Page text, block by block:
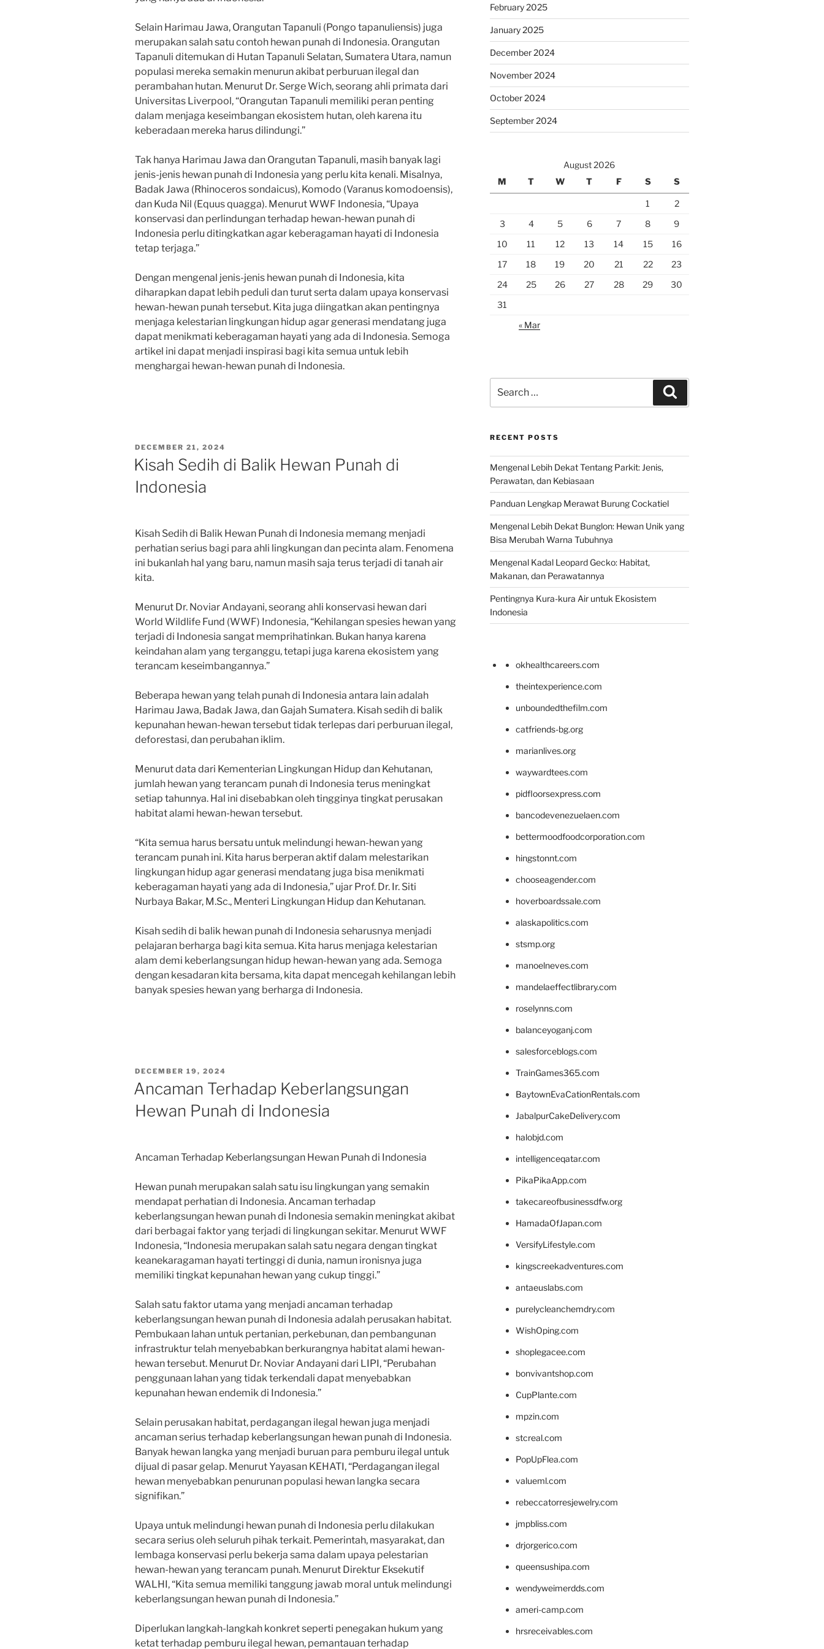
Selain Harimau Jawa, Orangutan Tapanuli (Pongo tapanuliensis) juga
merupakan salah satu contoh hewan punah di Indonesia. Orangutan
Tapanuli ditemukan di Hutan Tapanuli Selatan, Sumatera Utara, namun
populasi mereka semakin menurun akibat perburuan ilegal dan
perambahan hutan. Menurut Dr. Serge Wich, seorang ahli primata dari
Universitas Liverpool, “Orangutan Tapanuli memiliki peran penting
dalam menjaga keseimbangan ekosistem hutan, oleh karena itu
keberadaan mereka harus dilindungi.”
Tak hanya Harimau Jawa dan Orangutan Tapanuli, masih banyak lagi
jenis-jenis hewan punah di Indonesia yang perlu kita kenali. Misalnya,
Badak Jawa (Rhinoceros sondaicus), Komodo (Varanus komodoensis),
dan Kuda Nil (Equus quagga). Menurut WWF Indonesia, “Upaya
konservasi dan perlindungan terhadap hewan-hewan punah di
Indonesia perlu ditingkatkan agar keberagaman hayati di Indonesia
tetap terjaga.”
Dengan mengenal jenis-jenis hewan punah di Indonesia, kita
diharapkan dapat lebih peduli dan turut serta dalam upaya konservasi
hewan-hewan punah tersebut. Kita juga diingatkan akan pentingnya
menjaga kelestarian lingkungan hidup agar generasi mendatang juga
dapat menikmati keberagaman hayati yang ada di Indonesia. Semoga
artikel ini dapat menjadi inspirasi bagi kita semua untuk lebih
menghargai hewan-hewan punah di Indonesia.
POSTED
DECEMBER 21, 2024
Kisah Sedih di Balik Hewan Punah di
Indonesia
Kisah Sedih di Balik Hewan Punah di Indonesia memang menjadi
perhatian serius bagi para ahli lingkungan dan pecinta alam. Fenomena
ini bukanlah hal yang baru, namun masih saja terus terjadi di tanah air
kita.
Menurut Dr. Noviar Andayani, seorang ahli konservasi hewan dari
World Wildlife Fund (WWF) Indonesia, “Kehilangan spesies hewan yang
terjadi di Indonesia sangat memprihatinkan. Bukan hanya karena
keindahan alam yang terganggu, tetapi juga karena ekosistem yang
terancam keseimbangannya.”
Beberapa hewan yang telah punah di Indonesia antara lain adalah
Harimau Jawa, Badak Jawa, dan Gajah Sumatera. Kisah sedih di balik
kepunahan hewan-hewan tersebut tidak terlepas dari perburuan ilegal,
deforestasi, dan perubahan iklim.
Menurut data dari Kementerian Lingkungan Hidup dan Kehutanan,
jumlah hewan yang terancam punah di Indonesia terus meningkat
setiap tahunnya. Hal ini disebabkan oleh tingginya tingkat perusakan
habitat alami hewan-hewan tersebut.
“Kita semua harus bersatu untuk melindungi hewan-hewan yang
terancam punah ini. Kita harus berperan aktif dalam melestarikan
lingkungan hidup agar generasi mendatang juga bisa menikmati
keberagaman hayati yang ada di Indonesia,” ujar Prof. Dr. Ir. Siti
Nurbaya Bakar, M.Sc., Menteri Lingkungan Hidup dan Kehutanan.
Kisah sedih di balik hewan punah di Indonesia seharusnya menjadi
pelajaran berharga bagi kita semua. Kita harus menjaga kelestarian
alam demi keberlangsungan hidup hewan-hewan yang ada. Semoga
dengan kesadaran kita bersama, kita dapat mencegah kehilangan lebih
banyak spesies hewan yang berharga di Indonesia.
POSTED
ON
DECEMBER 19, 2024
Ancaman Terhadap Keberlangsungan
Hewan Punah di Indonesia
Ancaman Terhadap Keberlangsungan Hewan Punah di Indonesia
Hewan punah merupakan salah satu isu lingkungan yang semakin
mendapat perhatian di Indonesia. Ancaman terhadap
keberlangsungan hewan punah di Indonesia semakin meningkat akibat
dari berbagai faktor yang terjadi di lingkungan sekitar. Menurut WWF
Indonesia, “Indonesia merupakan salah satu negara dengan tingkat
keanekaragaman hayati tertinggi di dunia, namun ironisnya juga
memiliki tingkat kepunahan hewan yang cukup tinggi.”
Salah satu faktor utama yang menjadi ancaman terhadap
keberlangsungan hewan punah di Indonesia adalah perusakan habitat.
Pembukaan lahan untuk pertanian, perkebunan, dan pembangunan
infrastruktur telah menyebabkan berkurangnya habitat alami hewan-
hewan tersebut. Menurut Dr. Noviar Andayani dari LIPI, “Perubahan
penggunaan lahan yang tidak terkendali dapat menyebabkan
kepunahan hewan endemik di Indonesia.”
Selain perusakan habitat, perdagangan ilegal hewan juga menjadi
ancaman serius terhadap keberlangsungan hewan punah di Indonesia.
Banyak hewan langka yang menjadi buruan para pemburu ilegal untuk
dijual di pasar gelap. Menurut Yayasan KEHATI, “Perdagangan ilegal
hewan menyebabkan penurunan populasi hewan langka secara
signifikan.”
Upaya untuk melindungi hewan punah di Indonesia perlu dilakukan
secara serius oleh seluruh pihak terkait. Pemerintah, masyarakat, dan
lembaga konservasi perlu bekerja sama dalam upaya pelestarian
hewan-hewan yang terancam punah. Menurut Direktur Eksekutif
WALHI, “Kita semua memiliki tanggung jawab moral untuk melindungi
keberlangsungan hewan punah di Indonesia.”
Diperlukan langkah-langkah konkret seperti penegakan hukum yang
ketat terhadap pemburu ilegal hewan, pemantauan terhadap
February 2025
January 2025
December 2024
November 2024
October 2024
September 2024
August 2026
M
T W T F S S
1
2
3
4 5 6 7 8
9
10
11 12 13 14 15
16
17
18 19 20 21 22
23
24
25 26 27 28 29
30
31
« Mar
for:
RECENT POSTS
Mengenal Lebih Dekat Tentang Parkit: Jenis,
Perawatan, dan Kebiasaan
Panduan Lengkap Merawat Burung Cockatiel
Mengenal Lebih Dekat Bunglon: Hewan Unik yang
Bisa Merubah Warna Tubuhnya
Mengenal Kadal Leopard Gecko: Habitat,
Makanan, dan Perawatannya
Pentingnya Kura-kura Air untuk Ekosistem
Indonesia
okhealthcareers.com
theintexperience.com
unboundedthefilm.com
catfriends-bg.org
marianlives.org
waywardtees.com
pidfloorsexpress.com
bancodevenezuelaen.com
bettermoodfoodcorporation.com
hingstonnt.com
chooseagender.com
hoverboardssale.com
alaskapolitics.com
stsmp.org
manoelneves.com
mandelaeffectlibrary.com
roselynns.com
balanceyoganj.com
salesforceblogs.com
TrainGames365.com
BaytownEvaCationRentals.com
JabalpurCakeDelivery.com
halobjd.com
intelligenceqatar.com
PikaPikaApp.com
takecareofbusinessdfw.org
HamadaOfJapan.com
VersifyLifestyle.com
kingscreekadventures.com
antaeuslabs.com
purelycleanchemdry.com
WishOping.com
shoplegacee.com
bonvivantshop.com
CupPlante.com
mpzin.com
stcreal.com
PopUpFlea.com
valueml.com
rebeccatorresjewelry.com
jmpbliss.com
drjorgerico.com
queensushipa.com
wendyweimerdds.com
ameri-camp.com
hrsreceivables.com